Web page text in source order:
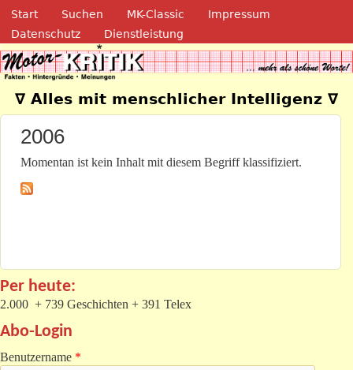
Direkt zum Inhalt
Navigation
Start Suchen MK-Classic
Impressum
Datenschutz
Dienstleistung
Motor-Kritik.de
∇ Alles mit menschlicher Intelligenz ∇
2006
Momentan ist kein Inhalt mit diesem Begriff klassifiziert.
Per heute:
2.000 + 739 Geschichten + 391 Telex
Abo-Login
Benutzername *